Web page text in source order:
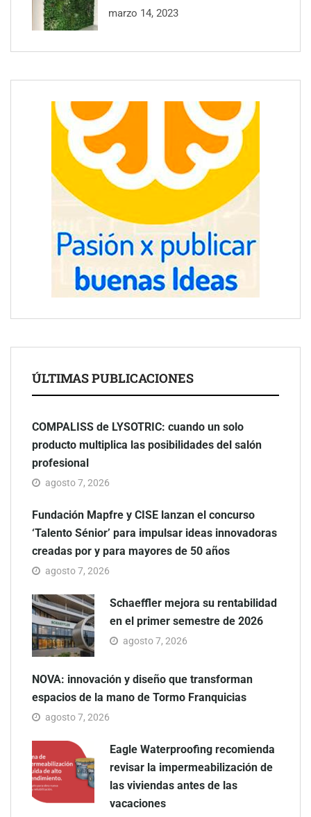
marzo 14, 2023
ÚLTIMAS PUBLICACIONES
COMPALISS de LYSOTRIC: cuando un solo
producto multiplica las posibilidades del salón
profesional
agosto 7, 2026
Fundación Mapfre y CISE lanzan el concurso
‘Talento Sénior’ para impulsar ideas innovadoras
creadas por y para mayores de 50 años
agosto 7, 2026
Schaeffler mejora su rentabilidad
en el primer semestre de 2026
agosto 7, 2026
NOVA: innovación y diseño que transforman
espacios de la mano de Tormo Franquicias
agosto 7, 2026
Eagle Waterproofing recomienda
revisar la impermeabilización de
las viviendas antes de las
vacaciones